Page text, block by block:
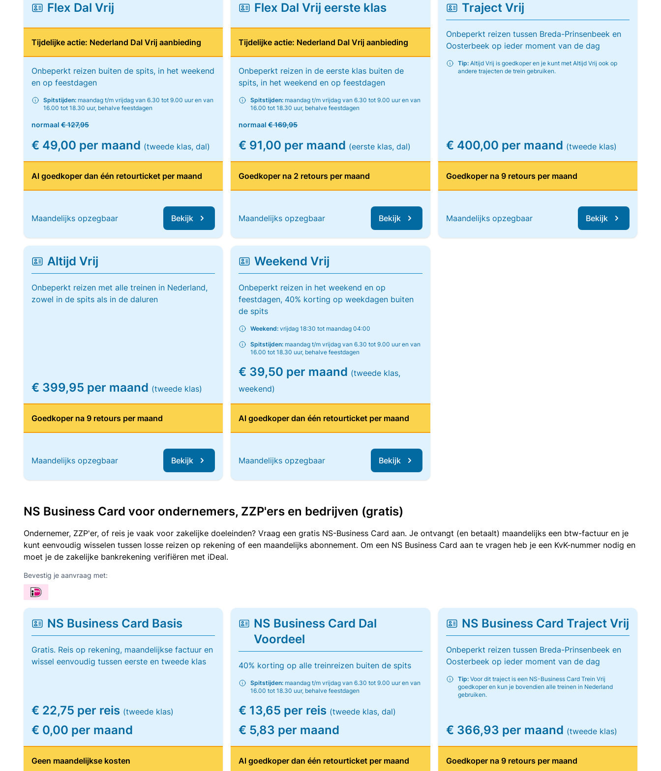
Flex Dal Vrij
Tijdelijke actie: Nederland Dal Vrij aanbieding
Onbeperkt reizen buiten de spits, in het weekend
en op feestdagen
Spitstijden: maandag t/m vrijdag van 6.30 tot 9.00 uur en van
16.00 tot 18.30 uur, behalve feestdagen
normaal € 127,95
€ 49,00 per maand (tweede klas, dal)
Al goedkoper dan één retourticket per maand
Maandelijks opzegbaar Bekijk
Flex Dal Vrij eerste klas
Tijdelijke actie: Nederland Dal Vrij aanbieding
Onbeperkt reizen in de eerste klas buiten de
spits, in het weekend en op feestdagen
Spitstijden: maandag t/m vrijdag van 6.30 tot 9.00 uur en van
16.00 tot 18.30 uur, behalve feestdagen
normaal€ 169,95
€ 91,00 per maand (eerste klas, dal)
Goedkoper na 2 retours per maand
Maandelijks opzegbaar Bekijk
Traject Vrij
Onbeperkt reizen tussen Breda-Prinsenbeek en
Oosterbeek op ieder moment van de dag
Tip:Altijd Vrij is goedkoper en je kunt met Altijd Vrij ook op
andere trajecten de trein gebruiken.
€ 400,00 per maand (tweede klas)
Goedkoper na 9 retours per maand
Maandelijks opzegbaar Bekijk
Altijd Vrij
Onbeperkt reizen met alle treinen in Nederland,
zowel in de spits als in de daluren
€ 399,95 per maand (tweede klas)
Goedkoper na 9 retours per maand
Maandelijks opzegbaar Bekijk
Weekend Vrij
Onbeperkt reizen in het weekend en op
feestdagen, 40% korting op weekdagen buiten
de spits
Weekend: vrijdag 18:30 tot maandag 04:00
Spitstijden: maandag t/m vrijdag van 6.30 tot 9.00 uur en van
16.00 tot 18.30 uur, behalve feestdagen
€ 39,50 per maand (tweede klas,
weekend)
Al goedkoper dan één retourticket per maand
Maandelijks opzegbaar Bekijk
NS Business Card voor ondernemers, ZZP'ers en bedrijven (gratis)
Ondernemer, ZZP'er, of reis je vaak voor zakelijke doeleinden? Vraag een gratis NS-Business Card aan. Je ontvangt (en betaalt) maandelijks een btw-factuur en je
kunt eenvoudig wisselen tussen losse reizen op rekening of een maandelijks abonnement. Om een NS Business Card aan te vragen heb je een KvK-nummer nodig en
moet je de zakelijke bankrekening verifiëren met iDeal.
Bevestig je aanvraag met:
NS Business Card Basis
Gratis. Reis op rekening, maandelijkse factuur en
wissel eenvoudig tussen eerste en tweede klas
€ 22,75 per reis (tweede klas)
€ 0,00 per maand
Geen maandelijkse kosten
NS Business Card Dal
Voordeel
40% korting op alle treinreizen buiten de spits
Spitstijden: maandag t/m vrijdag van 6.30 tot 9.00 uur en van
16.00 tot 18.30 uur, behalve feestdagen
€ 13,65 per reis (tweede klas, dal)
€ 5,83 per maand
Al goedkoper dan één retourticket per maand
NS Business Card Traject Vrij
Onbeperkt reizen tussen Breda-Prinsenbeek en
Oosterbeek op ieder moment van de dag
Tip:Voor dit traject is een NS-Business Card Trein Vrij
goedkoper en kun je bovendien alle treinen in Nederland
gebruiken.
€ 366,93 per maand (tweede klas)
Goedkoper na 9 retours per maand